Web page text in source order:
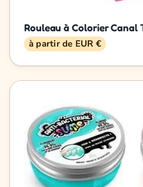
Rouleau à Colorier Canal
à partir de EUR €